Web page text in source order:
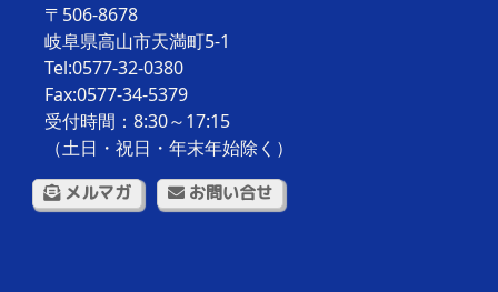
〒506-8678
岐阜県高山市天満町5-1
Tel:0577-32-0380
Fax:0577-34-5379
受付時間：8:30～17:15
（土日・祝日・年末年始除く）
メルマガ お問い合せ